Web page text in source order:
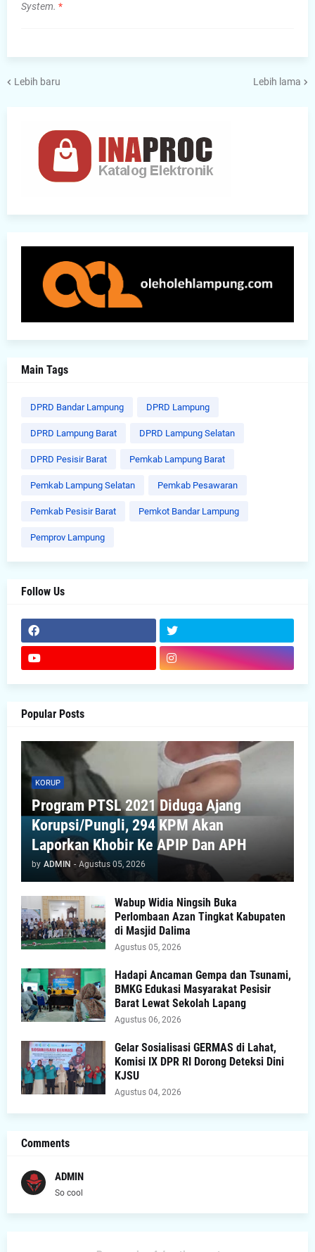
System. *
Lebih baru Lebih lama
Main Tags
DPRD Bandar Lampung DPRD Lampung
DPRD Lampung Barat DPRD Lampung Selatan
DPRD Pesisir Barat Pemkab Lampung Barat
Pemkab Lampung Selatan Pemkab Pesawaran
Pemkab Pesisir Barat Pemkot Bandar Lampung
Pemprov Lampung
Follow Us
Popular Posts
KORUP
Program PTSL 2021 Diduga Ajang
Korupsi/Pungli, 294 KPM Akan
Laporkan Khobir Ke APIP Dan APH
by ADMIN - Agustus 05, 2026
Wabup Widia Ningsih Buka
Perlombaan Azan Tingkat Kabupaten
di Masjid Dalima
Agustus 05, 2026
Hadapi Ancaman Gempa dan Tsunami,
BMKG Edukasi Masyarakat Pesisir
Barat Lewat Sekolah Lapang
Agustus 06, 2026
Gelar Sosialisasi GERMAS di Lahat,
Komisi IX DPR RI Dorong Deteksi Dini
KJSU
Agustus 04, 2026
Comments
ADMIN
So cool